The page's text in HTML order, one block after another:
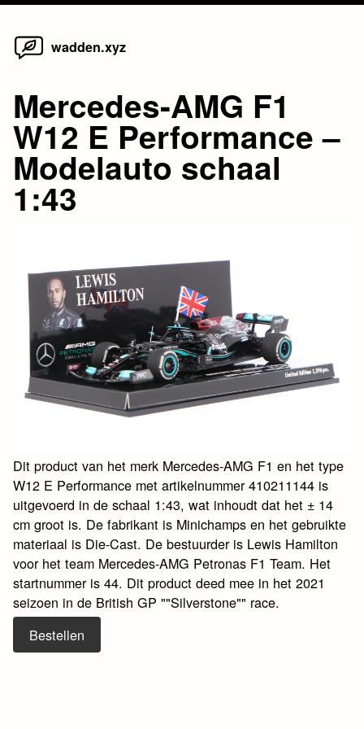
Skip
wadden.xyz
Mercedes-AMG F1
W12 E Performance –
Modelauto schaal
1:43
Dit product van het merk Mercedes-AMG F1 en het type
W12 E Performance met artikelnummer 410211144 is
uitgevoerd in de schaal 1:43, wat inhoudt dat het ± 14
cm groot is. De fabrikant is Minichamps en het gebruikte
materiaal is Die-Cast. De bestuurder is Lewis Hamilton
voor het team Mercedes-AMG Petronas F1 Team. Het
startnummer is 44. Dit product deed mee in het 2021
seizoen in de British GP ""Silverstone"" race.
Bestellen